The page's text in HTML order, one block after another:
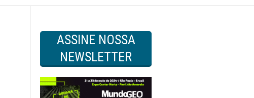
ASSINE NOSSA
NEWSLETTER